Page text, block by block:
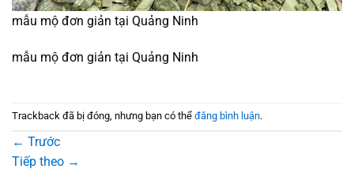
mẫu mộ đơn giản tại Quảng Ninh
mẫu mộ đơn giản tại Quảng Ninh
Trackback đã bị đóng, nhưng bạn có thể đăng bình luận.
← Trước
Tiếp theo →